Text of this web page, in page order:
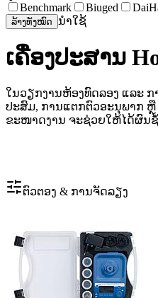
Benchmark
Biuged
ລ້າງທັງໝົດ ນຳໃຊ້
ເຄື່ອງປະສານ
ໃນວຽກງານຫ້ອງທົດລອງ ແລະ
ປະສົມ, ການແຕກຕົວອະນຸພາກ ຫຼື
ຂະໜາດງານ ຈະຊ່ວຍໃຫ້ໄດ້ຜົນ
ຕົວຕອງ & ການຈັດລຽງ